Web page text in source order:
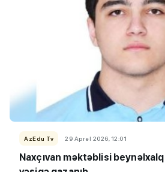
AzEdu Tv 29 Aprel 2026, 12:01
Naxçıvan məktəblisi